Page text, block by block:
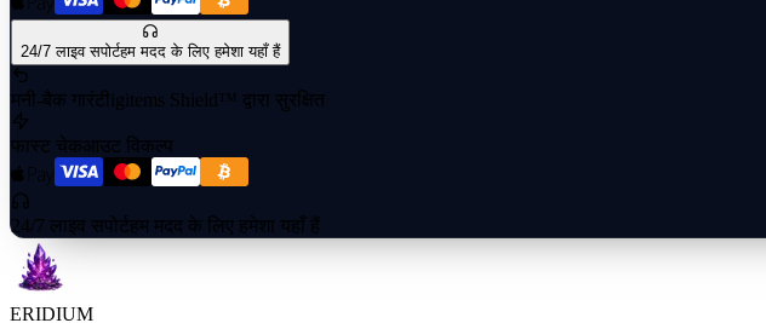
24/7 लाइव सपोर्टहम मदद के लिए हमेशा यहाँ हैं
मनी-बैक गारंटी igitems Shield™ द्वारा सुरक्षित
फास्ट चेकआउट विकल्प
24/7 लाइव सपोर्टहम मदद के लिए हमेशा यहाँ हैं
ERIDIUM